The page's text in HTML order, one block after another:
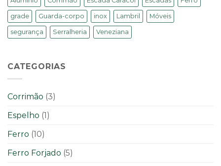
grade Guarda-corpo inox Lambril Móveis
segurança Serralheria Veneziana
CATEGORIAS
Corrimão (3)
Espelho (1)
Ferro (10)
Ferro Forjado (5)